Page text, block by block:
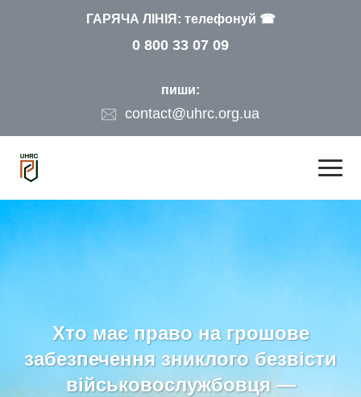
ГАРЯЧА ЛІНІЯ: телефонуй ☎
0 800 33 07 09
пиши:
contact@uhrc.org.ua
Хто має право на грошове
забезпечення зниклого безвісти
військовослужбовця —